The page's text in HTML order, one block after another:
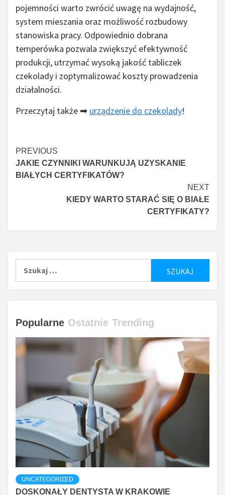
pojemności warto zwrócić uwagę na wydajność,
system mieszania oraz możliwość rozbudowy
stanowiska pracy. Odpowiednio dobrana
temperówka pozwala zwiększyć efektywność
produkcji, utrzymać wysoką jakość tabliczek
czekolady i zoptymalizować koszty prowadzenia
działalności.
Przeczytaj także ➡ urządzenie do czekolady!
Czytaj
więcej
PREVIOUS
JAKIE CZYNNIKI WARUNKUJĄ UZYSKANIE
BIAŁYCH CERTYFIKATÓW?
NEXT
KIEDY WARTO STARAĆ SIĘ O BIAŁE
CERTYFIKATY?
Popularne Ostatnie Trending
UNCATEGORIZED
DOSKONAŁY DENTYSTA W KRAKOWIE